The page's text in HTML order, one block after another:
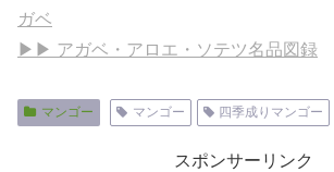
ガベ
▶▶ アガベ・アロエ・ソテツ名品図録
マンゴー マンゴー 四季成りマンゴー
スポンサーリンク